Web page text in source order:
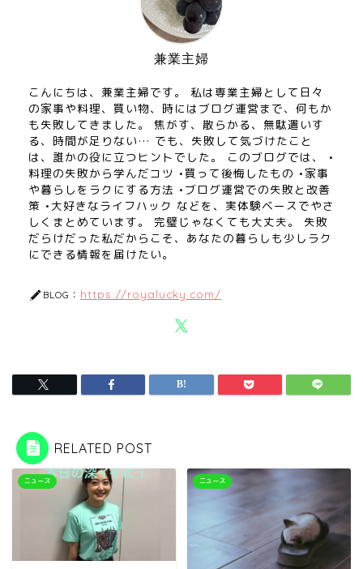
兼業主婦
こんにちは、兼業主婦です。 私は専業主婦として日々
の家事や料理、買い物、時にはブログ運営まで、何もか
も失敗してきました。 焦がす、散らかる、無駄遣いす
る、時間が足りない… でも、失敗して気づけたこと
は、誰かの役に立つヒントでした。 このブログでは、 •
料理の失敗から学んだコツ •買って後悔したもの •家事
や暮らしをラクにする方法 •ブログ運営での失敗と改善
策 •大好きなライフハック などを、実体験ベースでやさ
しくまとめています。 完璧じゃなくても大丈夫。 失敗
だらけだった私だからこそ、あなたの暮らしも少しラク
にできる情報を届けたい。
BLOG： https://royalucky.com/
RELATED POST
ニュース ニュース